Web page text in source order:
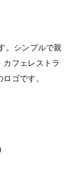
。シンプルで親
カフェレストラ
ゴです。